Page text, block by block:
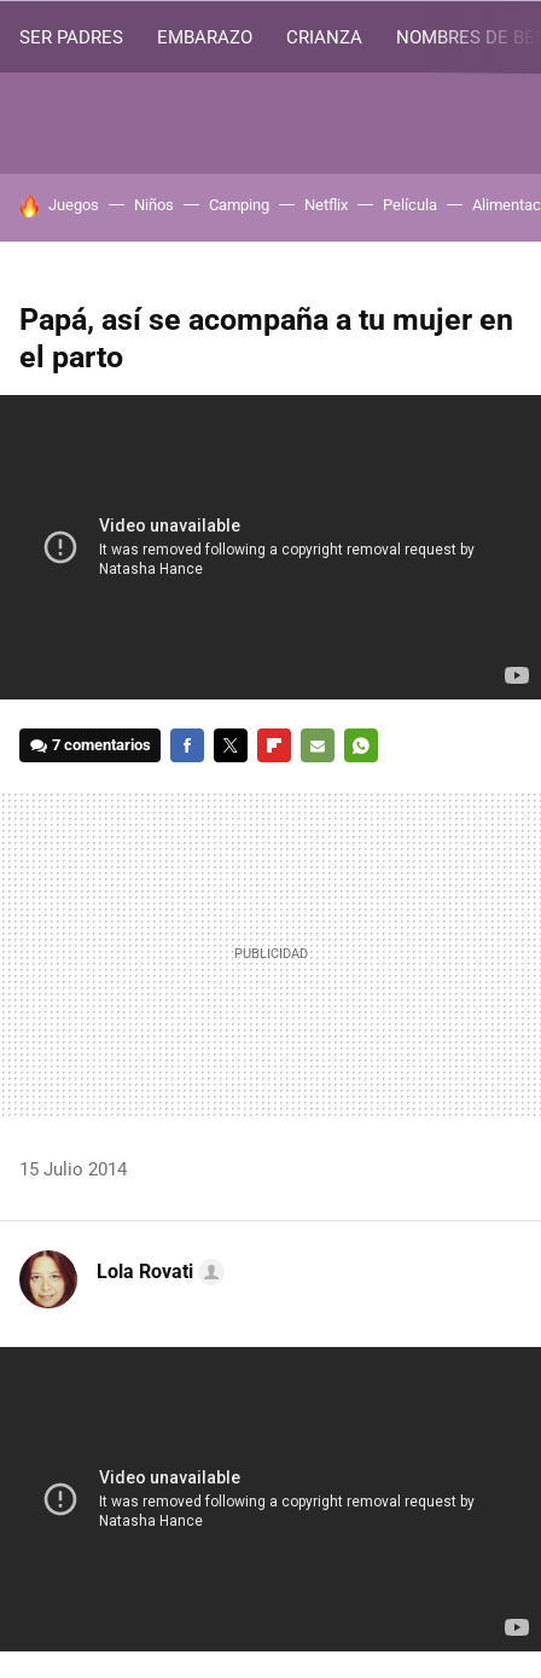
SER PADRES EMBARAZO CRIANZA NOMBRES DE
HOY SE HABLA DE
Juegos Niños Camping Netflix Película
Papá, así se acompaña a tu mujer en
el parto
7 comentarios
MAIL
15 Julio 2014
Lola Rovati